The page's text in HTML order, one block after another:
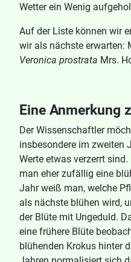
Wetter ein Wenig
Auf der Liste können wir
wir als nächste erwarten:
Veronica prostrata Mrs.
Eine Anmerkung
Der Wissenschaftler
insbesondere im zweiten
Werte etwas verzerrt
man eher zufällig eine
Jahr weiß man, welche
als nächste blühen wird,
der Blüte mit Ungeduld.
eine frühere Blüte
blühenden Krokus hinter